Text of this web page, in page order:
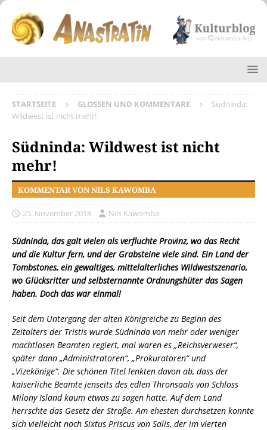
STARTSEITE GLOSSEN UND KOMMENTARE
Südninda:
Wildwest ist nicht mehr!
Südninda: Wildwest ist nicht
mehr!
KOMMENTAR VON NILS KAWOMBA
25. November 2018 Nils Kawomba
Südninda, das galt vielen als verfluchte Provinz, wo das Recht
und die Kultur fern, und der Grabsteine viele sind. Ein Land der
Tombstones, ein gewaltiges, mittelalterliches Wildwestszenario,
wo Glücksritter und selbsternannte Ordnungshüter das Sagen
haben. Doch das war einmal!
Seit dem Untergang der alten Königreiche zu Beginn des
Zeitalters der Tristis wurde Südninda von mehr oder weniger
machtlosen Beamten regiert, mal waren es „Reichsverweser“,
später dann „Administratoren“, „Prokuratoren“ und
„Vizekönige“. Die schönen Titel lenkten davon ab, dass der
kaiserliche Beamte jenseits des edlen Thronsaals von Schloss
Milony Island kaum etwas zu sagen hatte. Auf dem Land
herrschte das Gesetz der Straße. Am ehesten durchsetzen konnte
sich vielleicht noch Sixtus Priscus von Salis, der im vierten